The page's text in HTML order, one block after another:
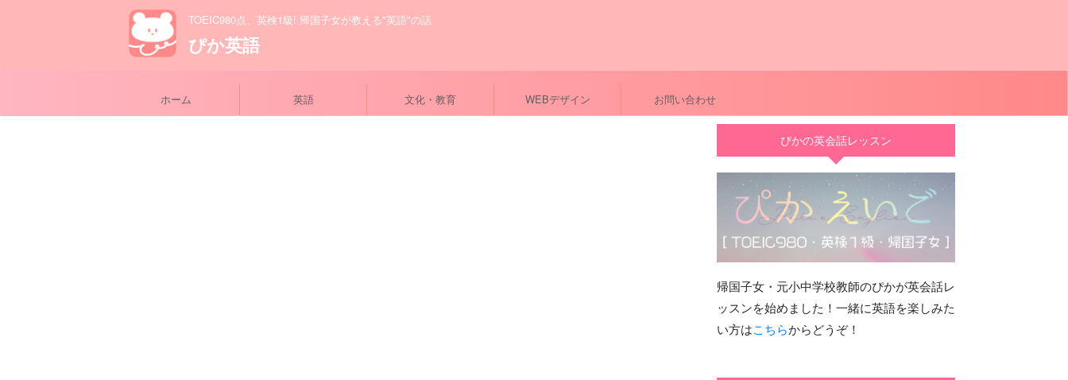
TOEIC980点、英検1級! 帰国子女が教える"英語"の話
ぴか英語
ホーム 英語 文化・教育 WEBデザイン お問い合わせ
ぴかの英会話レッスン
帰国子女・元小中学校教師のぴかが英会話レ
ッスンを始めました！一緒に英語を楽しみた
い方はこちらからどうぞ！